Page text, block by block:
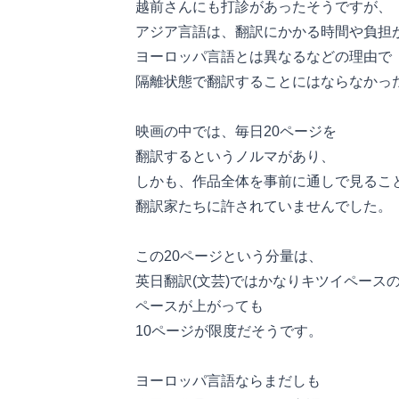
越前さんにも打診があったそうですが、
アジア言語は、翻訳にかかる時間や負担
ヨーロッパ言語とは異なるなどの理由で
隔離状態で翻訳することにはならなかっ
映画の中では、毎日20ページを
翻訳するというノルマがあり、
しかも、作品全体を事前に通しで見るこ
翻訳家たちに許されていませんでした。
この20ページという分量は、
英日翻訳(文芸)ではかなりキツイペース
ペースが上がっても
10ページが限度だそうです。
ヨーロッパ言語ならまだしも